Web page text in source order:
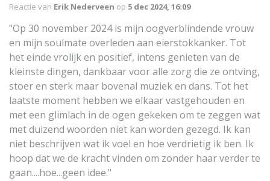
Reactie van Erik Nederveen op 5 dec 2024, 16:09
"Op 30 november 2024 is mijn oogverblindende vrouw
en mijn soulmate overleden aan eierstokkanker. Tot
het einde vrolijk en positief, intens genieten van de
kleinste dingen, dankbaar voor alle zorg die ze ontving,
stoer en sterk maar bovenal muziek en dans. Tot het
laatste moment hebben we elkaar vastgehouden en
met een glimlach in de ogen gekeken om te zeggen wat
met duizend woorden niet kan worden gezegd. Ik kan
niet beschrijven wat ik voel en hoe verdrietig ik ben. Ik
hoop dat we de kracht vinden om zonder haar verder te
gaan....hoe...geen idee."